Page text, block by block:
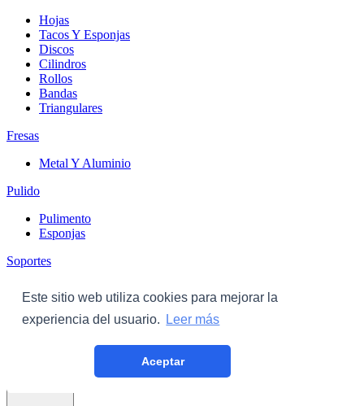
Este sitio web utiliza cookies para mejorar la
experiencia del usuario.
Leer más
Aceptar
Hojas
Tacos Y Esponjas
Discos
Cilindros
Rollos
Bandas
Triangulares
Fresas
Metal Y Aluminio
Pulido
Pulimento
Esponjas
Soportes
Triangulares